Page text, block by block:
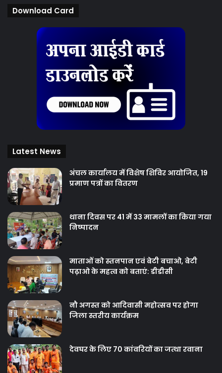
Download Card
Latest News
अंचल कार्यालय में विशेष शिविर आयोजित, 19
प्रमाण पत्रों का वितरण
थाना दिवस पर 41 में 33 मामलों का किया गया
निष्‍पादन
माताओं को स्तनपान एवं बेटी बचाओ, बेटी
पढ़ाओ के महत्व को बताएं: डीडीसी
नौ अगस्त को आदिवासी महोत्सव पर होगा
जिला स्तरीय कार्यक्रम
देवघर के लिए 70 कांवरियों का जत्था रवाना